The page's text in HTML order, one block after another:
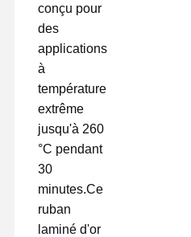
Aperçu
conçu pour
des
applications
à
température
extrême
jusqu'à 260
°C pendant
30
minutes.Ce
ruban
laminé d'or